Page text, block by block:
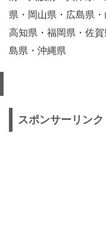
県・岡山県・広島県
高知県・福岡県・佐
島県・沖縄県
スポンサーリンク